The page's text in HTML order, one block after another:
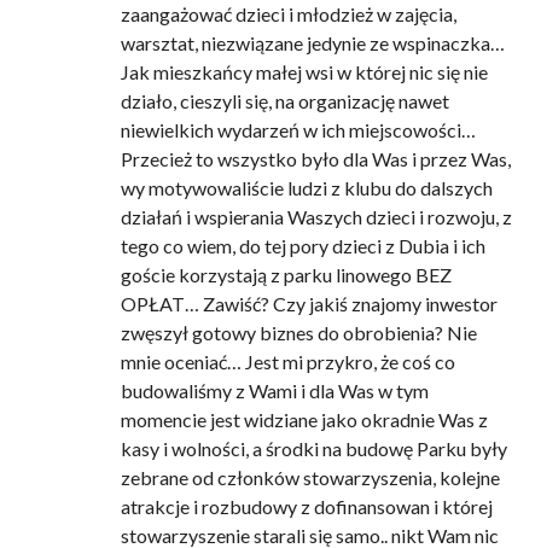
zaangażować dzieci i młodzież w zajęcia,
warsztat, niezwiązane jedynie ze wspinaczka…
Jak mieszkańcy małej wsi w której nic się nie
działo, cieszyli się, na organizację nawet
niewielkich wydarzeń w ich miejscowości…
Przecież to wszystko było dla Was i przez Was,
wy motywowaliście ludzi z klubu do dalszych
działań i wspierania Waszych dzieci i rozwoju, z
tego co wiem, do tej pory dzieci z Dubia i ich
goście korzystają z parku linowego BEZ
OPŁAT… Zawiść? Czy jakiś znajomy inwestor
zwęszył gotowy biznes do obrobienia? Nie
mnie oceniać… Jest mi przykro, że coś co
budowaliśmy z Wami i dla Was w tym
momencie jest widziane jako okradnie Was z
kasy i wolności, a środki na budowę Parku były
zebrane od członków stowarzyszenia, kolejne
atrakcje i rozbudowy z dofinansowan i której
stowarzyszenie starali się samo.. nikt Wam nic